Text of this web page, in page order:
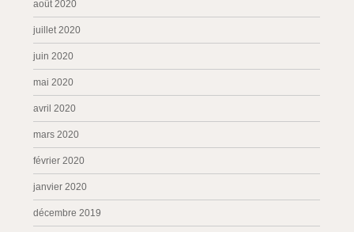
août 2020
juillet 2020
juin 2020
mai 2020
avril 2020
mars 2020
février 2020
janvier 2020
décembre 2019